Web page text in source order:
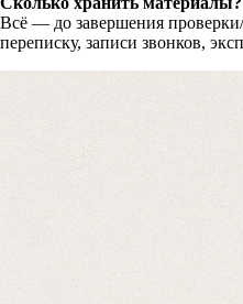
Всё — до завершения
переписку, записи звонков,